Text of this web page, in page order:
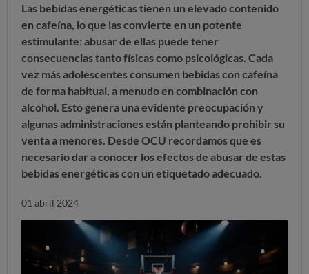
Las bebidas energéticas tienen un elevado contenido
en cafeína, lo que las convierte en un potente
estimulante: abusar de ellas puede tener
consecuencias tanto físicas como psicológicas. Cada
vez más adolescentes consumen bebidas con cafeína
de forma habitual, a menudo en combinación con
alcohol. Esto genera una evidente preocupación y
algunas administraciones están planteando prohibir su
venta a menores. Desde OCU recordamos que es
necesario dar a conocer los efectos de abusar de estas
bebidas energéticascon un etiquetado adecuado.
01 abril 2024